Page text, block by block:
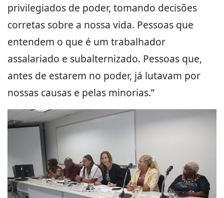
privilegiados de poder, tomando decisões
corretas sobre a nossa vida. Pessoas que
entendem o que é um trabalhador
assalariado e subalternizado. Pessoas que,
antes de estarem no poder, já lutavam por
nossas causas e pelas minorias.”